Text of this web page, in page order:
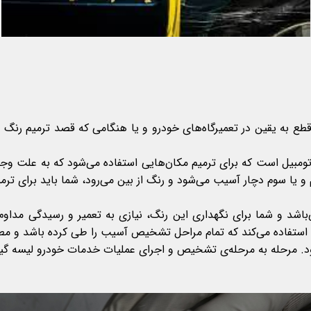
به یقین در تعمیرگاه‌های خودرو و یا هنگامی که قصد ترمیم رنگ
است که برای ترمیم مکان‌هایی استفاده می‌شود که به علت
یا سوم دچار آسیب می‌شود و رنگ از بین می‌رود، شما باید برای
و شما برای نگهداری این رنگ، نیازی به تعمیر و رسیدگی
استفاده می‌کند که تمام مراحل تشخیص آسیب را طی کرده باشد و
مرحله به مرحله‌ی تشخیص و اجرای عملیات خدمات خودرو لیسه